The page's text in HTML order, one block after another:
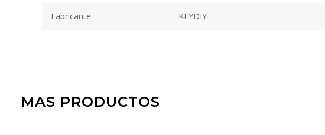
Fabricante KEYDIY
MAS PRODUCTOS